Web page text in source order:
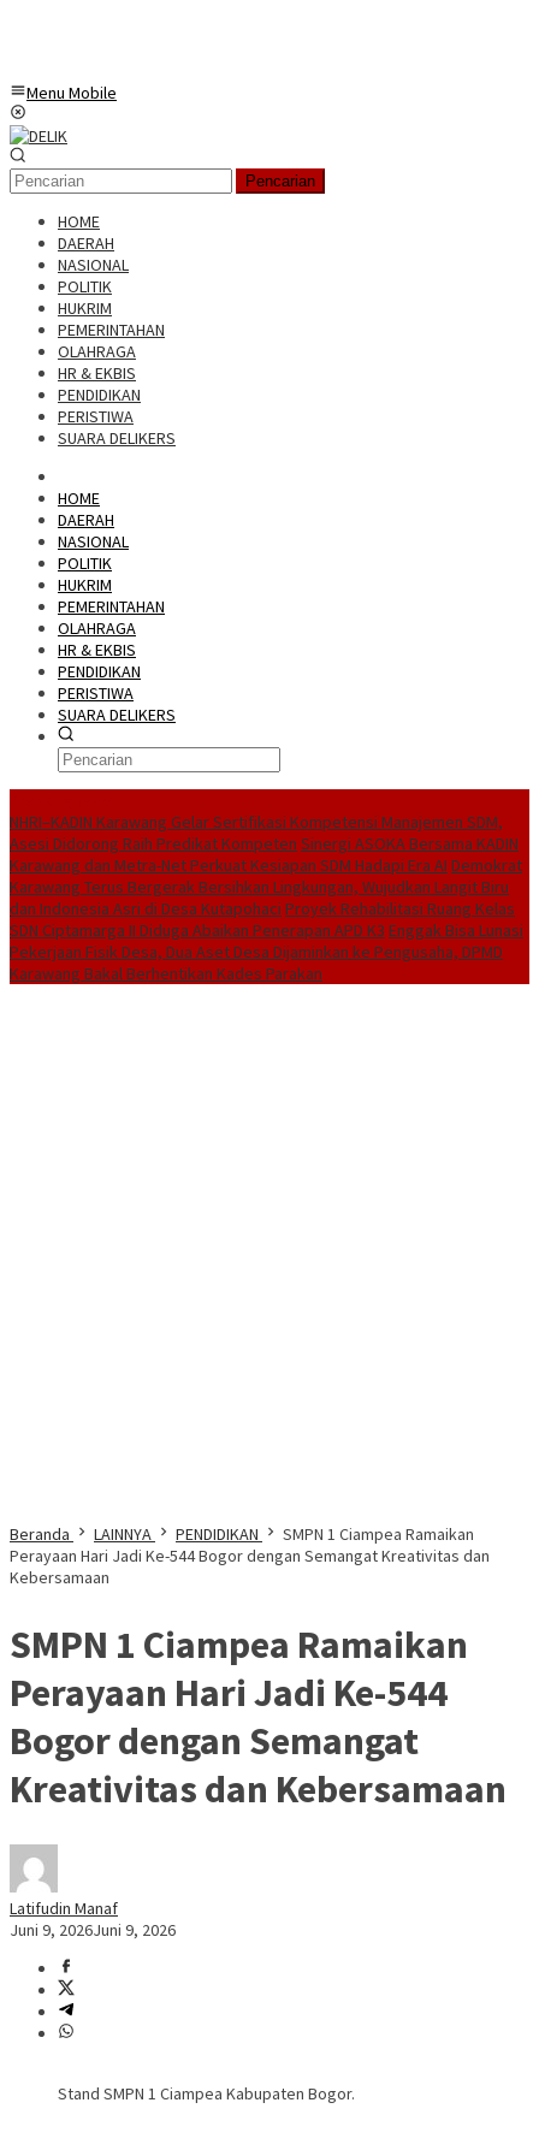
Menu Mobile
Pencarian
HOME
DAERAH
NASIONAL
POLITIK
HUKRIM
PEMERINTAHAN
OLAHRAGA
HR & EKBIS
PENDIDIKAN
PERISTIWA
SUARA DELIKERS
HOME
DAERAH
NASIONAL
POLITIK
HUKRIM
PEMERINTAHAN
OLAHRAGA
HR & EKBIS
PENDIDIKAN
PERISTIWA
SUARA DELIKERS
NHRI–KADIN Karawang Gelar Sertifikasi Kompetensi Manajemen SDM,
Asesi Didorong Raih Predikat Kompeten Sinergi ASOKA Bersama KADIN
Karawang dan Metra-Net Perkuat Kesiapan SDM Hadapi Era AI Demokrat
Karawang Terus Bergerak Bersihkan Lingkungan, Wujudkan Langit Biru
dan Indonesia Asri di Desa Kutapohaci Proyek Rehabilitasi Ruang Kelas
SDN Ciptamarga II Diduga Abaikan Penerapan APD K3 Enggak Bisa Lunasi
Pekerjaan Fisik Desa, Dua Aset Desa Dijaminkan ke Pengusaha, DPMD
Karawang Bakal Berhentikan Kades Parakan
Beranda LAINNYA PENDIDIKAN
SMPN 1 Ciampea Ramaikan
Perayaan Hari Jadi Ke-544 Bogor dengan Semangat Kreativitas dan
Kebersamaan
SMPN 1 Ciampea Ramaikan
Perayaan Hari Jadi Ke-544
Bogor dengan Semangat
Kreativitas dan Kebersamaan
Latifudin Manaf
Juni 9, 2026Juni 9, 2026
Stand SMPN 1 Ciampea Kabupaten Bogor.